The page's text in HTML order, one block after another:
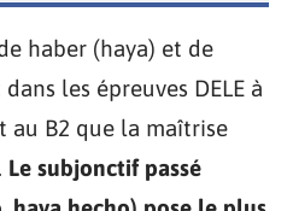
haber (haya) et de
les épreuves DELE à
au B2 que la maîtrise
Le subjonctif passé